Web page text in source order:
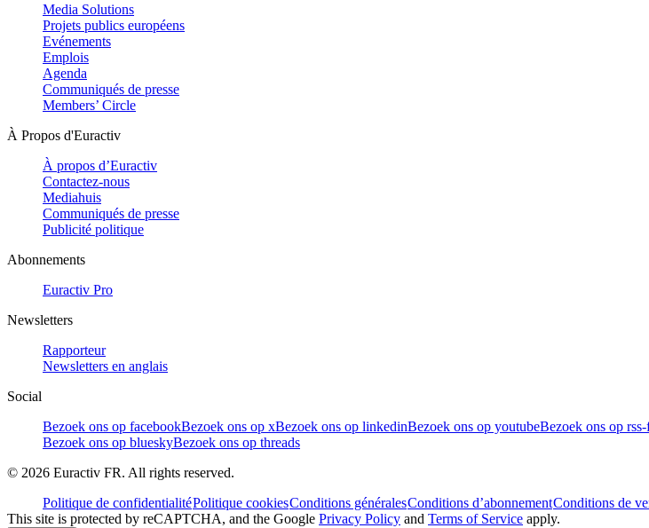
Media Solutions
Projets publics européens
Evénements
Emplois
Agenda
Communiqués de presse
Members’ Circle
À Propos d'Euractiv
À propos d’Euractiv
Contactez-nous
Mediahuis
Communiqués de presse
Publicité politique
Abonnements
Euractiv Pro
Newsletters
Rapporteur
Newsletters en anglais
Social
Bezoek ons op facebookBezoek ons op xBezoek ons op linkedinBezoek ons op youtubeBezoek ons op rss-
Bezoek ons op blueskyBezoek ons op threads
© 2026 Euractiv FR. All rights reserved.
Politique de confidentialitéPolitique cookiesConditions généralesConditions d’abonnementConditions de
This site is protected by reCAPTCHA, and the Google Privacy Policy and Terms of Service apply.